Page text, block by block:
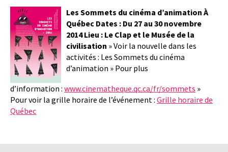
Les Sommets du cinéma d’animation À
Québec Dates : Du 27 au 30 novembre
2014 Lieu : Le Clap et le Musée de la
civilisation » Voir la nouvelle dans les
activités : Les Sommets du cinéma
d’animation » Pour plus
d’information : www.cinematheque.qc.ca/fr/sommets »
Pour voir la grille horaire de l’événement : Grille horaire de
Québec